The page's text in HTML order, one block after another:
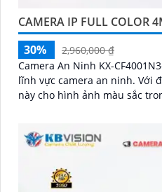
CAMERA IP FULL COLOR
30%
2,960,000 ₫
Camera An Ninh KX-
lĩnh vực camera an ninh. Với độ phân giải 4.0 MP, camera
này cho hình ảnh màu sắc